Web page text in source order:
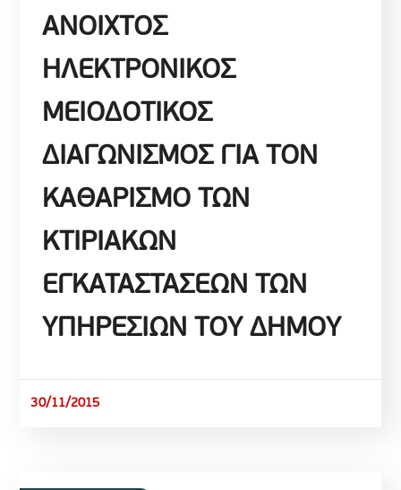
ΑΝΟΙΧΤΟΣ
ΗΛΕΚΤΡΟΝΙΚΟΣ
ΜΕΙΟΔΟΤΙΚΟΣ
ΔΙΑΓΩΝΙΣΜΟΣ ΓΙΑ ΤΟΝ
ΚΑΘΑΡΙΣΜΟ ΤΩΝ
ΚΤΙΡΙΑΚΩΝ
ΕΓΚΑΤΑΣΤΑΣΕΩΝ ΤΩΝ
ΥΠΗΡΕΣΙΩΝ ΤΟΥ ΔΗΜΟΥ
30/11/2015